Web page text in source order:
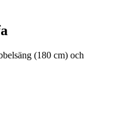
(180 cm) och